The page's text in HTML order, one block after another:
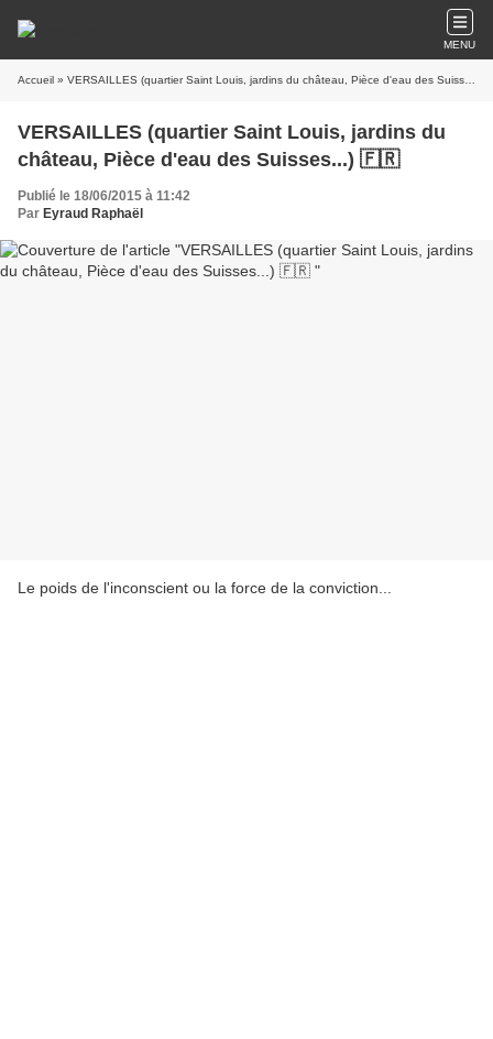
MENU
Accueil » VERSAILLES (quartier Saint Louis, jardins du château, Pièce d'eau des Suisses...) 🇫🇷
VERSAILLES (quartier Saint Louis, jardins du
château, Pièce d'eau des Suisses...) 🇫🇷
Publié le 18/06/2015 à 11:42
Par Eyraud Raphaël
Le poids de l'inconscient ou la force de la conviction...